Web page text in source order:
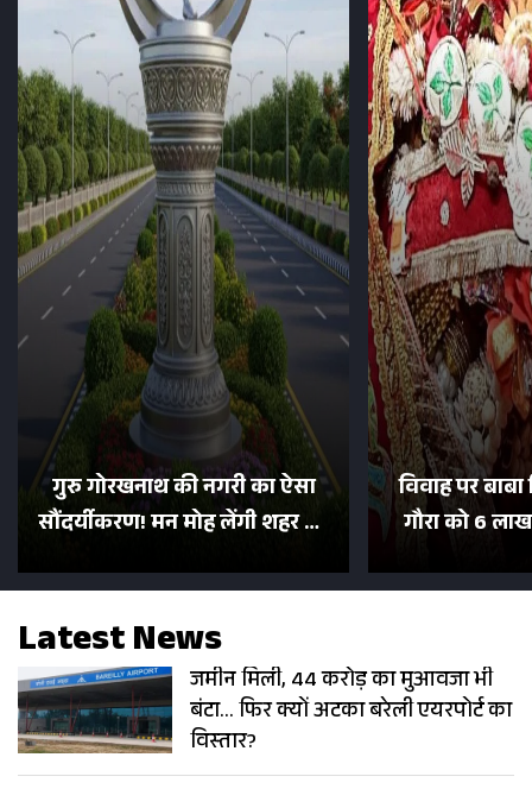
गुरु गोरखनाथ की नगरी का ऐसा
सौंदर्यीकरण! मन मोह लेंगी शहर की
विवाह पर
गौरा को 6
Latest News
जमीन मिली, 44 करोड़ का मुआवजा भी
बंटा… फिर क्यों अटका बरेली एयरपोर्ट का
विस्तार?